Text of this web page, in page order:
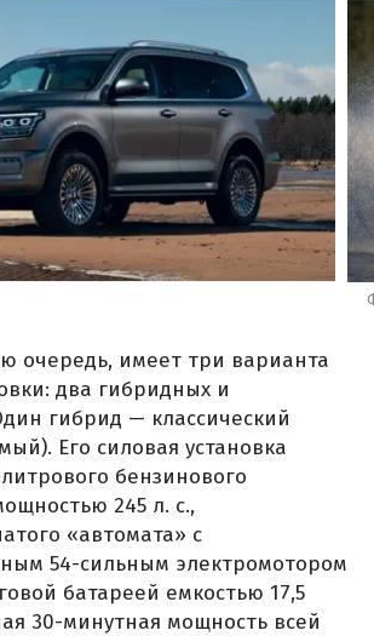
очередь, имеет три варианта
два гибридных и
гибрид — классический
Его силовая установка
бензинового
245 л. с.,
«автомата» с
54-сильным электромотором
батареей емкостью 17,5
30-минутная мощность всей